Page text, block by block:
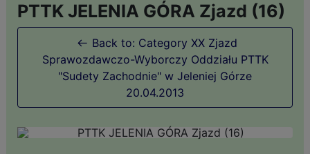
PTTK JELENIA GÓRA Zjazd (16)
Back to: Category XX Zjazd
Sprawozdawczo-Wyborczy Oddziału PTTK
"Sudety Zachodnie" w Jeleniej Górze
20.04.2013